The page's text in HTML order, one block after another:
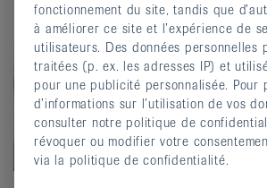
fonctionnement du site, tandis que
à améliorer ce site et l’expérience de
utilisateurs. Des données personnelles
traitées (p. ex. les adresses IP) et
pour une publicité personnalisée. Pour
d’informations sur l’utilisation de vos
consulter notre politique de
révoquer ou modifier votre
via la politique de confidentialité.